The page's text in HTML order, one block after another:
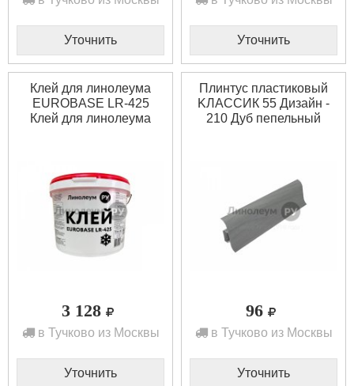
Уточнить Уточнить
Клей для линолеума
EUROBASE LR-425
Клей для линолеума
3 128
в Тучково из Москвы
Уточнить
Плинтус пластиковый
KЛАССИК 55 Дизайн -
210 Дуб пепельный
96
в Тучково из Москвы
Уточнить